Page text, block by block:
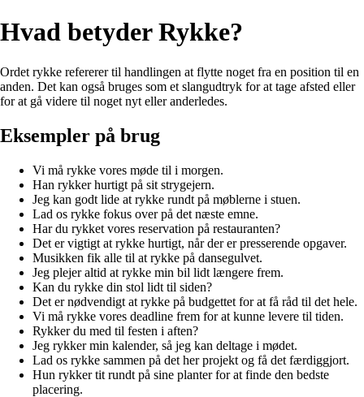
Hvad betyder Rykke?
Ordet rykke refererer til handlingen at flytte noget fra en position til en
anden. Det kan også bruges som et slangudtryk for at tage afsted eller
for at gå videre til noget nyt eller anderledes.
Eksempler på brug
Vi må rykke vores møde til i morgen.
Han rykker hurtigt på sit strygejern.
Jeg kan godt lide at rykke rundt på møblerne i stuen.
Lad os rykke fokus over på det næste emne.
Har du rykket vores reservation på restauranten?
Det er vigtigt at rykke hurtigt, når der er presserende opgaver.
Musikken fik alle til at rykke på dansegulvet.
Jeg plejer altid at rykke min bil lidt længere frem.
Kan du rykke din stol lidt til siden?
Det er nødvendigt at rykke på budgettet for at få råd til det hele.
Vi må rykke vores deadline frem for at kunne levere til tiden.
Rykker du med til festen i aften?
Jeg rykker min kalender, så jeg kan deltage i mødet.
Lad os rykke sammen på det her projekt og få det færdiggjort.
Hun rykker tit rundt på sine planter for at finde den bedste
placering.